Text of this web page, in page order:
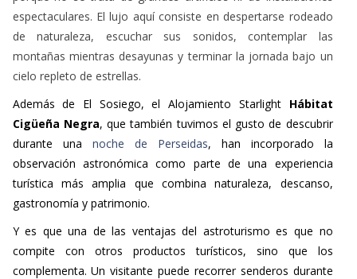
espectaculares. El lujo aquí consiste en despertarse rodeado
de naturaleza, escuchar sus sonidos, contemplar las
montañas mientras desayunas y terminar la jornada bajo un
cielo repleto de estrellas.
Además de El Sosiego, el Alojamiento Starlight Hábitat
Cigüeña Negra, que también tuvimos el gusto de descubrir
durante una noche de Perseidas, han incorporado la
observación astronómica como parte de una experiencia
turística más amplia que combina naturaleza, descanso,
gastronomía y patrimonio.
Y es que una de las ventajas del astroturismo es que no
compite con otros productos turísticos, sino que los
complementa. Un visitante puede recorrer senderos durante